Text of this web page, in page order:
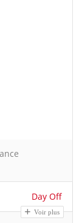
Day Off
Voir plus